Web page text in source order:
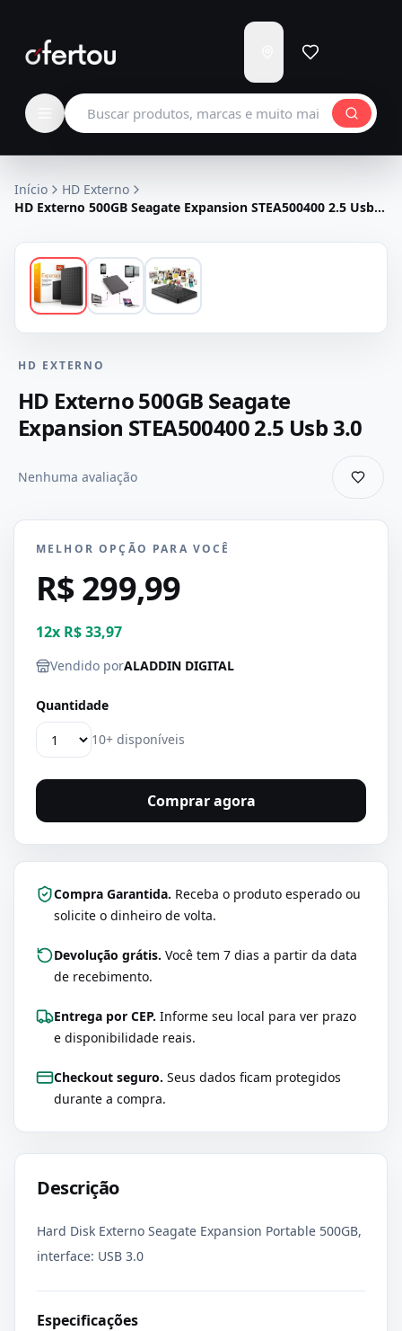
para
Carregando...
Buscar produtos
Início
HD Externo
HD Externo 500GB Seagate Expansion STEA500400 2.5 Usb
HD EXTERNO
HD Externo 500GB Seagate
Expansion STEA500400 2.5 Usb 3.0
Nenhuma avaliação
MELHOR OPÇÃO PARA VOCÊ
R$ 299,99
12x R$ 33,97
Vendido porALADDIN DIGITAL
Quantidade
10+ disponíveis
Comprar agora
Compra Garantida. Receba o produto esperado ou
solicite o dinheiro de volta.
Devolução grátis. Você tem 7 dias a partir da data
de recebimento.
Entrega por CEP. Informe seu local para ver prazo
e disponibilidade reais.
Checkout seguro. Seus dados ficam protegidos
durante a compra.
Descrição
Hard Disk Externo Seagate Expansion Portable 500GB,
interface: USB 3.0
Especificações